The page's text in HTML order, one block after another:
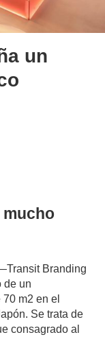
un
Branding
de un
m2 en el
Se trata de
consagrado al